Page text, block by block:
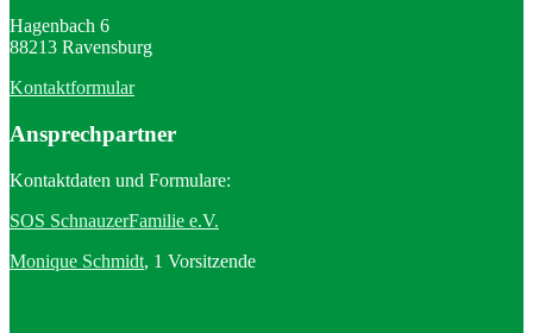
Hagenbach 6
88213 Ravensburg
Kontaktformular
Ansprechpartner
Kontaktdaten und Formulare:
SOS SchnauzerFamilie e.V.
Monique Schmidt, 1 Vorsitzende